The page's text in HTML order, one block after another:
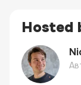
Hosted